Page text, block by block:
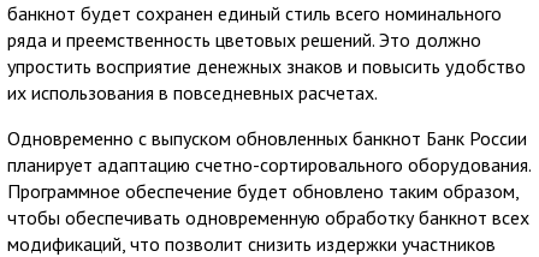
банкнот будет сохранен единый стиль всего номинального
ряда и преемственность цветовых решений. Это должно
упростить восприятие денежных знаков и повысить удобство
их использования в повседневных расчетах.
Одновременно с выпуском обновленных банкнот Банк России
планирует адаптацию счетно-сортировального оборудования.
Программное обеспечение будет обновлено таким образом,
чтобы обеспечивать одновременную обработку банкнот всех
модификаций, что позволит снизить издержки участников